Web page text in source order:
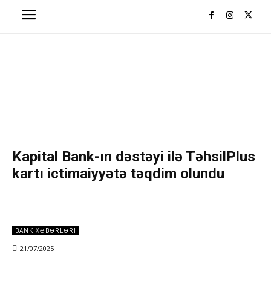
Kapital Bank-ın dəstəyi ilə TəhsilPlus
kartı ictimaiyyətə təqdim olundu
BANK XƏBƏRLƏRI
21/07/2025